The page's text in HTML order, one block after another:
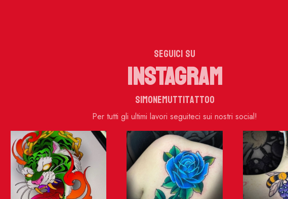
SEGUICI SU
INSTAGRAM
simonemuttitattoo
Per tutti gli ultimi lavori seguiteci sui nostri social!